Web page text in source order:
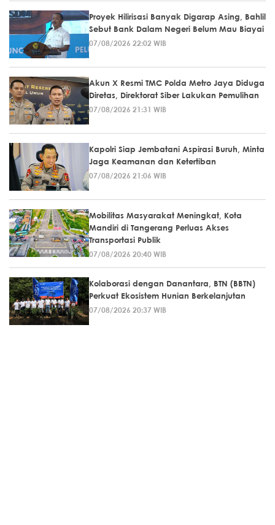
Proyek Hilirisasi Banyak Digarap Asing, Bahlil
Sebut Bank Dalam Negeri Belum Mau Biayai
07/08/2026 22:02 WIB
Akun X Resmi TMC Polda Metro Jaya Diduga
Diretas, Direktorat Siber Lakukan Pemulihan
07/08/2026 21:31 WIB
Kapolri Siap Jembatani Aspirasi Buruh, Minta
Jaga Keamanan dan Ketertiban
07/08/2026 21:06 WIB
Mobilitas Masyarakat Meningkat, Kota
Mandiri di Tangerang Perluas Akses
Transportasi Publik
07/08/2026 20:40 WIB
Kolaborasi dengan Danantara, BTN (BBTN)
Perkuat Ekosistem Hunian Berkelanjutan
07/08/2026 20:37 WIB